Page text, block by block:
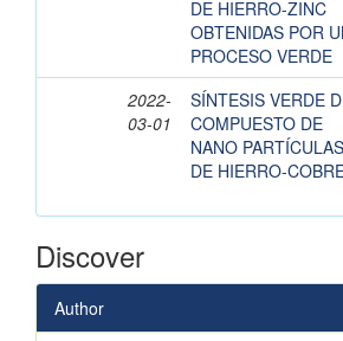
DE HIERRO-ZINC
OBTENIDAS POR
PROCESO VERDE
2022-
03-01
SÍNTESIS VERDE
COMPUESTO DE
NANO PARTÍCULAS
DE HIERRO-
Discover
Author